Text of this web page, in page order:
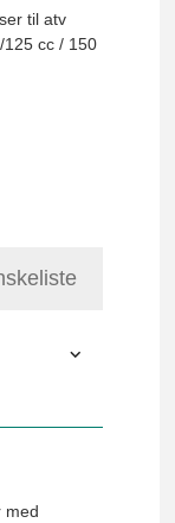
til atv
125 cc / 150
med